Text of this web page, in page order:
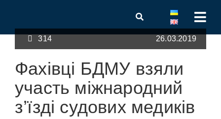
314 26.03.2019
Фахівці БДМУ взяли
участь міжнародний
з’їзді судових медиків